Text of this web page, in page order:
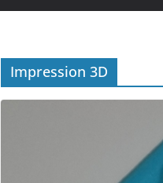
Impression 3D